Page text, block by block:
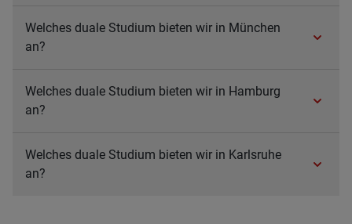
Wel­ches duale Stu­dium bie­ten wir in Mün­chen
an?
Wel­ches duale Stu­dium bie­ten wir in Ham­burg
an?
Wel­ches duale Stu­dium bie­ten wir in Karls­ruhe
an?